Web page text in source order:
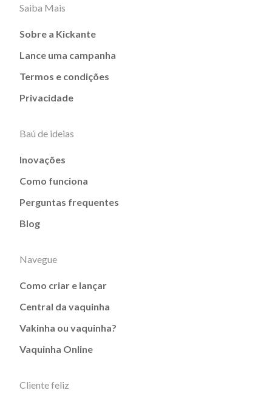
Saiba Mais
Sobre a Kickante
Lance uma campanha
Termos e condições
Privacidade
Baú de ideias
Inovações
Como funciona
Perguntas frequentes
Blog
Navegue
Como criar e lançar
Central da vaquinha
Vakinha ou vaquinha?
Vaquinha Online
Cliente feliz